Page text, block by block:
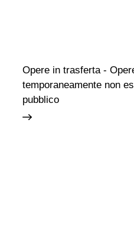
Opere in trasferta -
temporaneamente non
pubblico